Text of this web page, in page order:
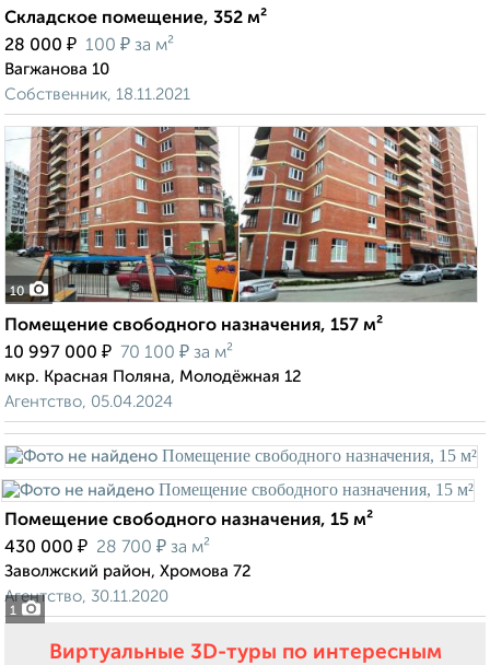
Складское помещение, 352 м²
28 000 ₽ 100 ₽ за м²
Вагжанова 10
Собственник, 18.11.2021
10
Помещение свободного назначения, 157 м²
10 997 000 ₽ 70 100 ₽ за м²
мкр. Красная Поляна, Молодёжная 12
Агентство, 05.04.2024
1
Помещение свободного назначения, 15 м²
430 000 ₽ 28 700 ₽ за м²
Заволжский район, Хромова 72
Агентство, 30.11.2020
Виртуальные 3D-туры по интересным